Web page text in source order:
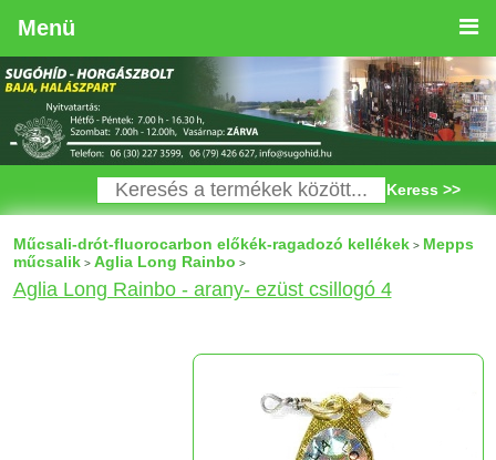
Menü
Keress >>
Műcsali-drót-fluorocarbon előkék-ragadozó kellékek> Mepps
műcsalik> Aglia Long Rainbo >
Aglia Long Rainbo - arany- ezüst csillogó 4